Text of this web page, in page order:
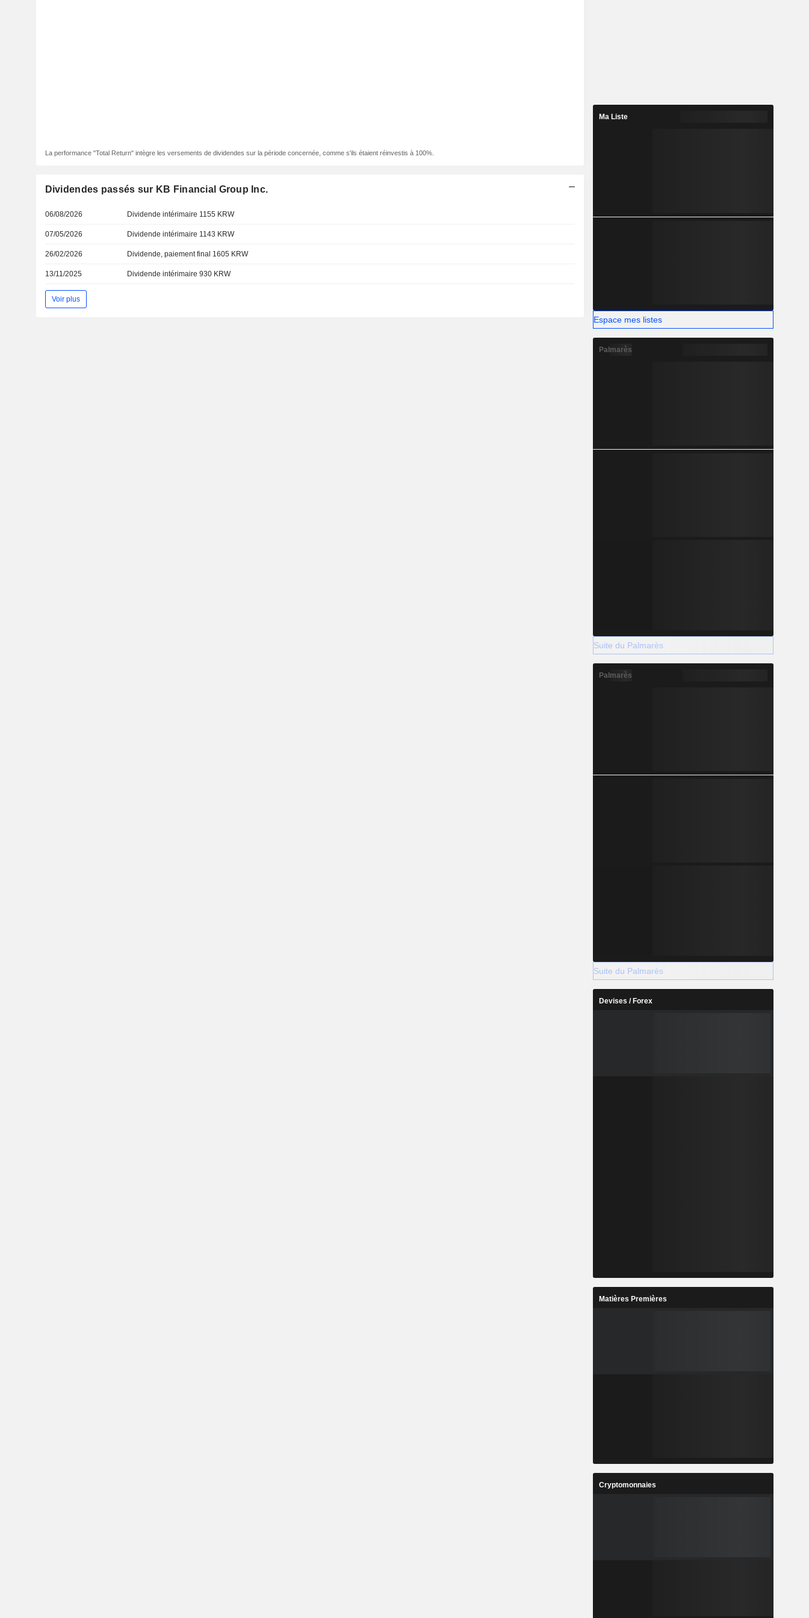
La performance "Total Return" intègre les versements de dividendes sur la période concernée, comme s'ils étaient réinvestis à 100%.
Dividendes passés sur KB Financial Group Inc.
06/08/2026 Dividende intérimaire 1155 KRW
07/05/2026 Dividende intérimaire 1143 KRW
26/02/2026 Dividende, paiement final 1605 KRW
13/11/2025 Dividende intérimaire 930 KRW
Voir plus
Ma Liste
Espace mes listes
Palmarès
Suite du Palmarès
Palmarès
Suite du Palmarès
Devises / Forex
Matières Premières
Cryptomonnaies